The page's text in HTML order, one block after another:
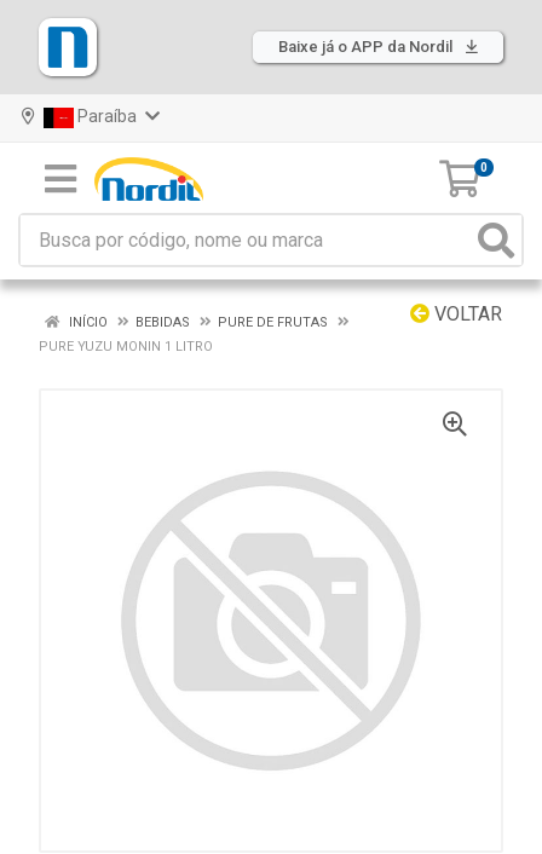
Baixe já o APP da Nordil
Paraíba
0
VOLTAR
INÍCIO BEBIDAS
PURE DE FRUTAS
PURE YUZU MONIN 1 LITRO